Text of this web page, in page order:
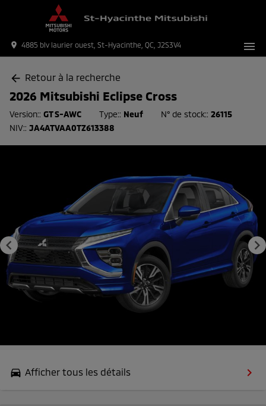
menu
place 4885 blv laurier ouest, St-Hyacinthe, QC, J2S3V4
arrow_back Retour à la recherche
2026 Mitsubishi Eclipse Cross
Version:: GT S-AWC Type:: Neuf N° de stock:: 26115
NIV:: JA4ATVAA0TZ613388
keyboard_arrow_left keyboard_arrow_right
drive_eta Afficher tous les détails keyboard_arrow_right